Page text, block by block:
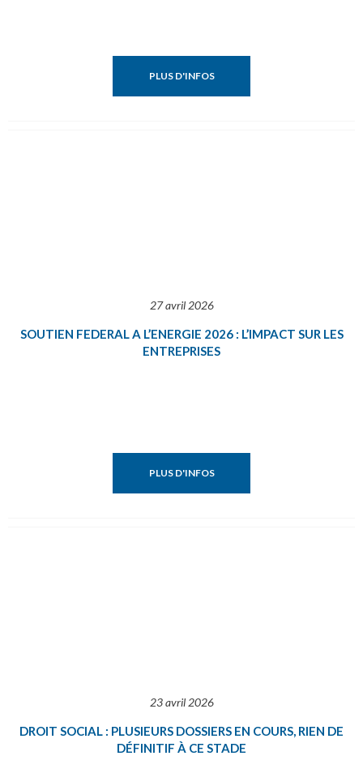
PLUS D'INFOS
27 avril 2026
SOUTIEN FEDERAL A L’ENERGIE 2026 : L’IMPACT SUR LES
ENTREPRISES
PLUS D'INFOS
23 avril 2026
DROIT SOCIAL : PLUSIEURS DOSSIERS EN COURS, RIEN DE
DÉFINITIF À CE STADE